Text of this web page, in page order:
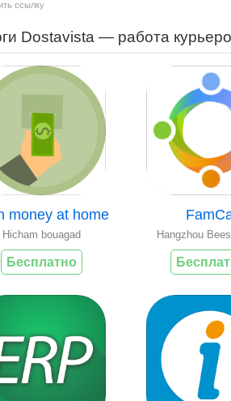
ссылку
Dostavista — работа
money at home
Hicham bouagad
Бесплатно
Hangzhou